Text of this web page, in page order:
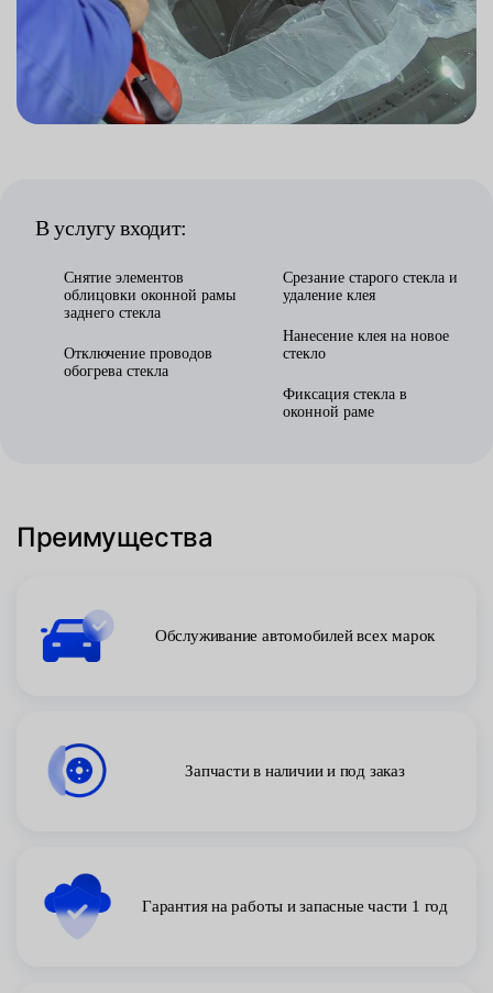
В услугу входит:
Снятие элементов
облицовки оконной рамы
заднего стекла
Отключение проводов
обогрева стекла
Срезание старого стекла и
удаление клея
Нанесение клея на новое
стекло
Фиксация стекла в
оконной раме
Преимущества
Обслуживание автомобилей всех марок
Запчасти в наличии и под заказ
Гарантия на работы и запасные части 1 год